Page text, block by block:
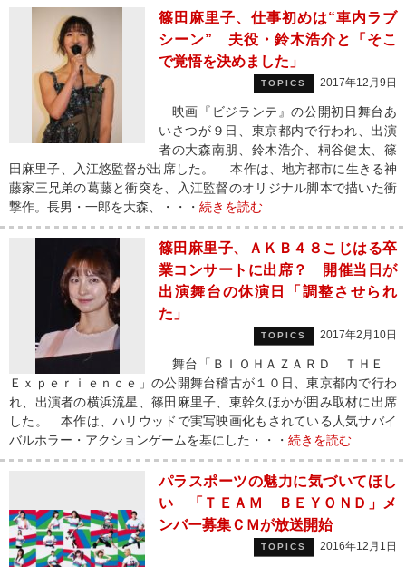
篠田麻里子、仕事初めは“車内ラブ
シーン” 夫役・鈴木浩介と「そこ
で覚悟を決めました」
TOPICS 2017年12月9日
映画『ビジランテ』の公開初日舞台あ
いさつが９日、東京都内で行われ、出演
者の大森南朋、鈴木浩介、桐谷健太、篠
田麻里子、入江悠監督が出席した。 本作は、地方都市に生きる神
藤家三兄弟の葛藤と衝突を、入江監督のオリジナル脚本で描いた衝
撃作。長男・一郎を大森、・・・ 続きを読む
篠田麻里子、ＡＫＢ４８こじはる卒
業コンサートに出席？ 開催当日が
出演舞台の休演日「調整させられ
た」
TOPICS 2017年2月10日
舞台「ＢＩＯＨＡＺＡＲＤ ＴＨＥ
Ｅｘｐｅｒｉｅｎｃｅ」の公開舞台稽古が１０日、東京都内で行わ
れ、出演者の横浜流星、篠田麻里子、東幹久ほかが囲み取材に出席
した。 本作は、ハリウッドで実写映画化もされている人気サバイ
バルホラー・アクションゲームを基にした・・・ 続きを読む
パラスポーツの魅力に気づいてほし
い 「ＴＥＡＭ ＢＥＹＯＮＤ」メ
ンバー募集ＣＭが放送開始
TOPICS 2016年12月1日